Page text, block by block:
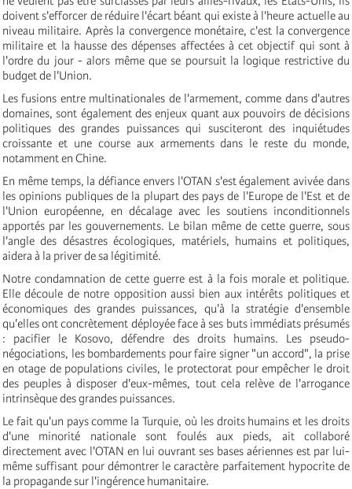
doivent s'efforcer de réduire l'écart béant qui existe à l'heure actuelle au
niveau militaire. Après la convergence monétaire, c'est la convergence
militaire et la hausse des dépenses affectées à cet objectif qui sont à
l'ordre du jour - alors même que se poursuit la logique restrictive du
budget de l'Union.
Les fusions entre multinationales de l'armement, comme dans d'autres
domaines, sont également des enjeux quant aux pouvoirs de décisions
politiques des grandes puissances qui susciteront des inquiétudes
croissante et une course aux armements dans le reste du monde,
notamment en Chine.
En même temps, la défiance envers l'OTAN s'est également avivée dans
les opinions publiques de la plupart des pays de l'Europe de l'Est et de
l'Union européenne, en décalage avec les soutiens inconditionnels
apportés par les gouvernements. Le bilan même de cette guerre, sous
l'angle des désastres écologiques, matériels, humains et politiques,
aidera à la priver de sa légitimité.
Notre condamnation de cette guerre est à la fois morale et politique.
Elle découle de notre opposition aussi bien aux intérêts politiques et
économiques des grandes puissances, qu'à la stratégie d'ensemble
qu'elles ont concrètement déployée face à ses buts immédiats présumés
: pacifier le Kosovo, défendre des droits humains. Les pseudo-
négociations, les bombardements pour faire signer "un accord", la prise
en otage de populations civiles, le protectorat pour empêcher le droit
des peuples à disposer d'eux-mêmes, tout cela relève de l'arrogance
intrinsèque des grandes puissances.
Le fait qu'un pays comme la Turquie, où les droits humains et les droits
d'une minorité nationale sont foulés aux pieds, ait collaboré
directement avec l'OTAN en lui ouvrant ses bases aériennes est par lui-
même suffisant pour démontrer le caractère parfaitement hypocrite de
la propagande sur l'ingérence humanitaire.